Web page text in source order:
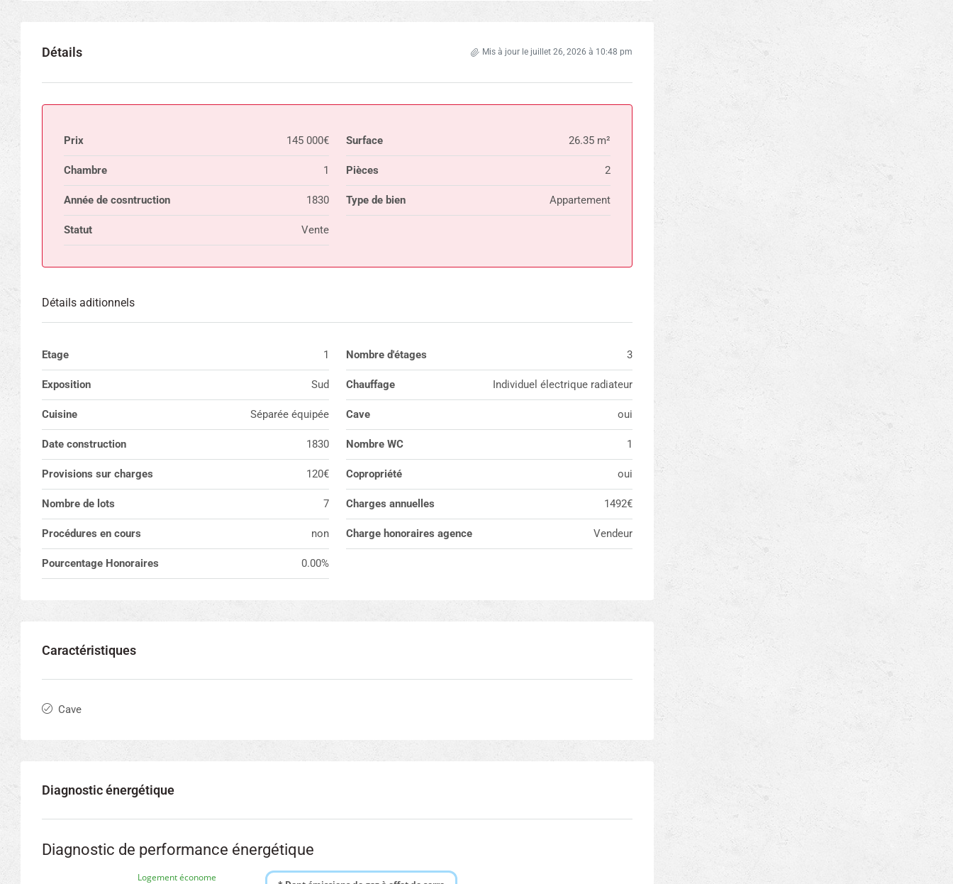
Détails Mis à jour le juillet 26, 2026 à 10:48 pm
Prix 145 000€ Surface 26.35 m²
Chambre 1 Pièces 2
Année de cosntruction 1830 Type de bien Appartement
Statut Vente
Détails aditionnels
Etage 1 Nombre d'étages 3
Exposition Sud Chauffage Individuel électrique radiateur
Cuisine Séparée équipée Cave oui
Date construction 1830 Nombre WC 1
Provisions sur charges 120€ Copropriété oui
Nombre de lots 7 Charges annuelles 1492€
Procédures en cours non Charge honoraires agence Vendeur
Pourcentage Honoraires 0.00%
Caractéristiques
Cave
Diagnostic énergétique
Diagnostic de performance énergétique
Logement économe